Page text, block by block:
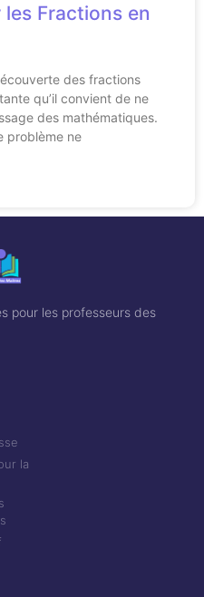
Fractions en
des fractions
qu’il convient de ne
des mathématiques.
problème ne
pour les professeurs des
la